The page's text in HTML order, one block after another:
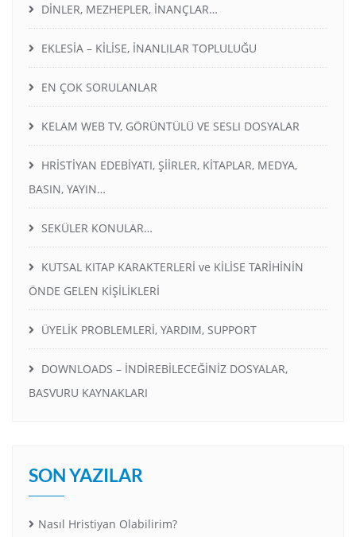
DİNLER, MEZHEPLER, İNANÇLAR…
EKLESİA – KİLİSE, İNANLILAR TOPLULUĞU
EN ÇOK SORULANLAR
KELAM WEB TV, GÖRÜNTÜLÜ VE SESLI DOSYALAR
HRİSTİYAN EDEBİYATI, ŞİİRLER, KİTAPLAR, MEDYA,
BASIN, YAYIN…
SEKÜLER KONULAR…
KUTSAL KITAP KARAKTERLERİ ve KİLİSE TARİHİNİN
ÖNDE GELEN KİŞİLİKLERİ
ÜYELİK PROBLEMLERİ, YARDIM, SUPPORT
DOWNLOADS – İNDİREBİLECEĞİNİZ DOSYALAR,
BASVURU KAYNAKLARI
SON YAZILAR
Nasıl Hristiyan Olabilirim?